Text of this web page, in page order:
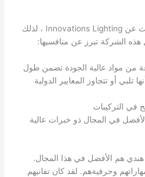
لدينا العديد من الأسباب للحديث عن Innovations Lighting ، لذلك
هذه الشركة تبرز عن منافسيها:
من مواد عالية الجودة تضمن طول
تلبي أو تتجاوز المعايير الدولية
في التركيبات
في المجال ذو خبرات عالية
هم الأفضل في هذا المجال.
وحرفيةهم. لقد كان تفانيهم